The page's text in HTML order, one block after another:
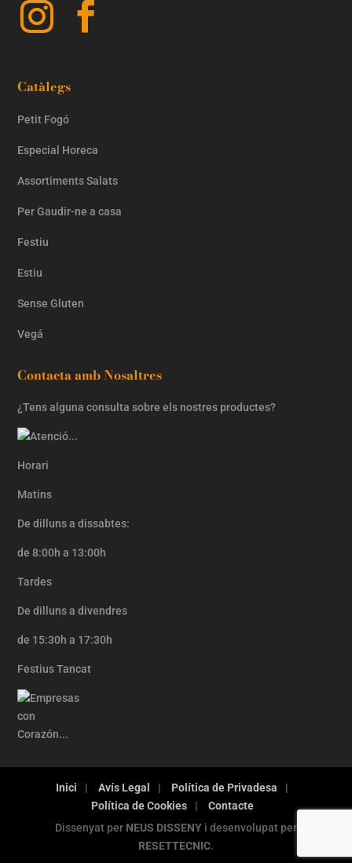
Catàlegs
Petit Fogó
Especial Horeca
Assortiments Salats
Per Gaudir-ne a casa
Festiu
Estiu
Sense Gluten
Vegá
Contacta amb Nosaltres
¿Tens alguna consulta sobre els nostres productes?
Horari
Matins
De dilluns a dissabtes:
de 8:00h a 13:00h
Tardes
De dilluns a divendres
de 15:30h a 17:30h
Festius Tancat
Inici Avís Legal
Política de Privadesa
Política de Cookies
Contacte
Dissenyat per NEUS DISSENY i desenvolupat per
RESETTECNIC.